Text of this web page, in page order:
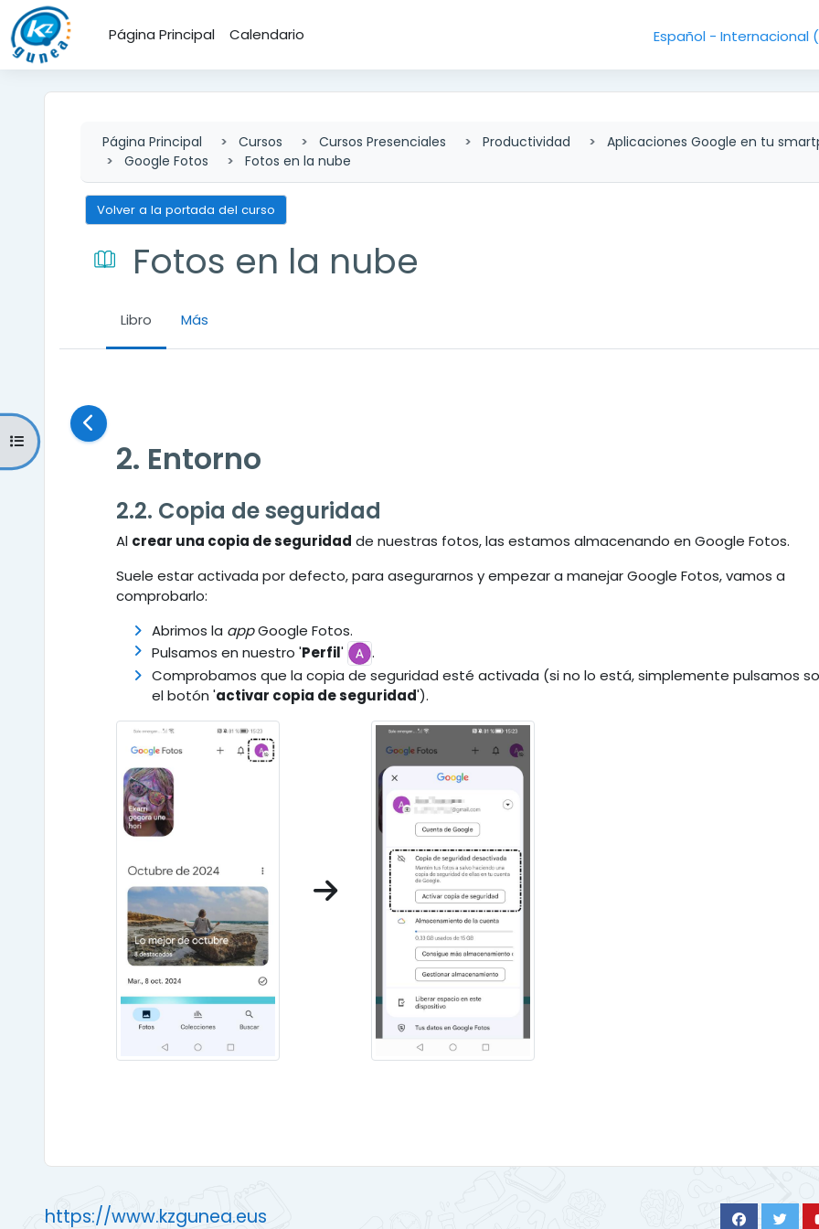
Salta al contenido principal
Página Principal
Calendario Español - Internacional
Abrir índice del curso
Página Principal Cursos Cursos Presenciales Productividad
Aplicaciones Google en tu
Google Fotos
Fotos en la nube
Volver a la portada del curso
Fotos en la nube
Libro Más
2. Entorno
2.2. Copia de seguridad
Al crear una copia de seguridad de nuestras fotos, las estamos almacenando en Google Fotos.
Suele estar activada por defecto, para asegurarnos y empezar a manejar Google Fotos, vamos a
comprobarlo:
Abrimos la appGoogle Fotos.
Pulsamos en nuestro 'Perfil'
.
Comprobamos que la copia de seguridad esté activada (si no lo está, simplemente pulsamos
el botón 'activar copia de seguridad').
https://www.kzgunea.eus